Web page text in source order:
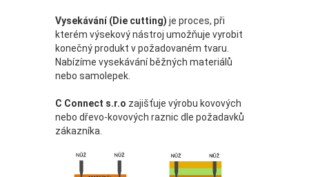
Vysekávání (Die cutting) je proces, při
kterém výsekový nástroj umožňuje vyrobit
konečný produkt v požadovaném tvaru.
Nabízíme vysekávání běžných materiálů
nebo samolepek.
C Connect s.r.o zajišťuje výrobu kovových
nebo dřevo-kovových raznic dle požadavků
zákazníka.